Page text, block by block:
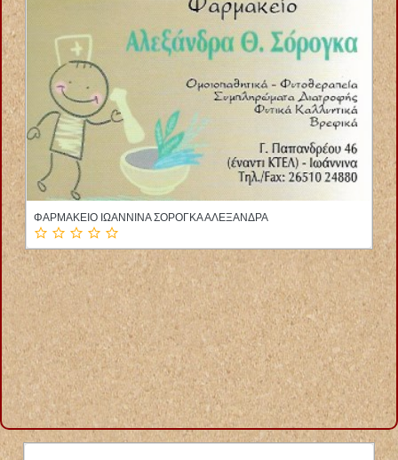
ΦΥΣΙΚΟΘΕΡΑΠΕΥΤΡΙΑ ΑΛΙΒΕΡΙ ΕΥΒΟΙΑ ΛΑΜΠΡΟΥ ΕΛΕΝΗ